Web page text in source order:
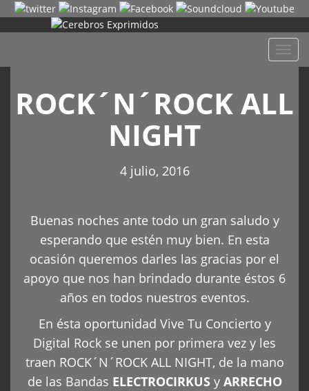
ROCK´N´ROCK ALL
NIGHT
4 julio, 2016
Buenas noches ante todo un gran saludo y
esperando que estén muy bien. En esta
ocasión queremos darles las gracias por el
apoyo que nos han brindado durante éstos 6
años en todos nuestros eventos.
En ésta oportunidad Vive Tu Concierto y
Digital Rock se unen por primera vez y les
traen ROCK´N´ROCK ALL NIGHT, de la mano
de las Bandas ELECTROCIRKUSy ARRECHO